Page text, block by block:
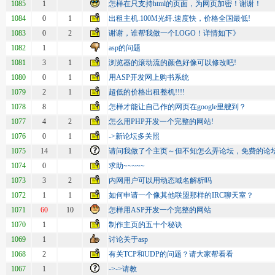
1085
1 怎样在只支持html的页面，为网页加密！谢谢！
1084
0 1 出租主机.100M光纤.速度快，价格全国最低!
1083
0 2 谢谢，谁帮我做一个LOGO！详情如下》
1082
1 asp的问题
1081
3 1 浏览器的滚动流的颜色好像可以修改吧!
1080
0 1 用ASP开发网上购书系统
1079
2 1 超低的价格出租整机!!!!
1078
8 怎样才能让自己作的网页在google里艘到？
1077
4 2 怎么用PHP开发一个完整的网站!
1076
0 1 ->新论坛多关照
1075
14 1 请问我做了个主页～但不知怎么弄论坛，免费的论
1074
0 求助~~~~~
1073
3 2 内网用户可以用动态域名解析吗
1072
1 1 如何申请一个像其他联盟那样的IRC聊天室？
1071
60 10 怎样用ASP开发一个完整的网站
1070
1 制作主页的五十个秘诀
1069
1 讨论关于asp
1068
2 有关TCP和UDP的问题？请大家帮看看
1067
1 ->->请教